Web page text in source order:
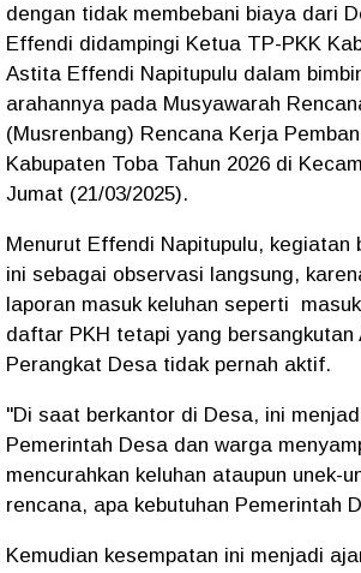
dengan tidak membebani biaya dari
Effendi didampingi Ketua TP-PKK
Astita Effendi Napitupulu dalam
arahannya pada Musyawarah
(Musrenbang) Rencana Kerja
Kabupaten Toba Tahun 2026 di
Jumat (21/03/2025).
Menurut Effendi Napitupulu, kegiatan
ini sebagai observasi langsung,
laporan masuk keluhan seperti
daftar PKH tetapi yang bersangkutan
Perangkat Desa tidak pernah aktif.
"Di saat berkantor di Desa, ini
Pemerintah Desa dan warga
mencurahkan keluhan ataupun unek-
rencana, apa kebutuhan Pemerintah
Kemudian kesempatan ini menjadi